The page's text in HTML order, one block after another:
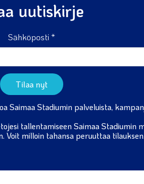
uutiskirje
Sähköposti *
Tilaa nyt
Saimaa Stadiumin palveluista,
tallentamiseen Saimaa Stadiumin
. Voit milloin tahansa peruuttaa